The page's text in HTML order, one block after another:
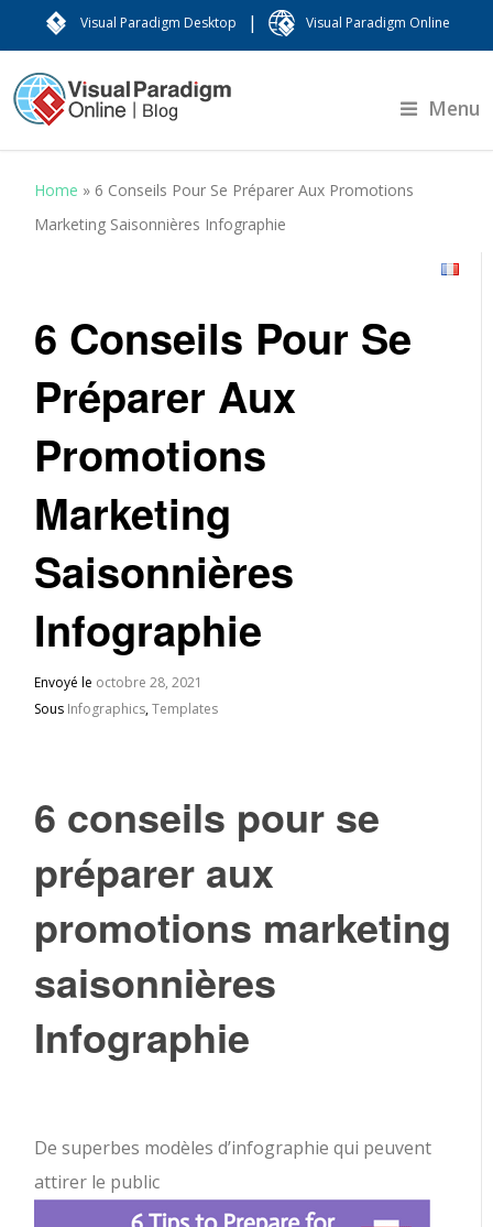
Visual Paradigm Desktop | Visual Paradigm Online
Menu
Home » 6 Conseils Pour Se Préparer Aux Promotions
Marketing Saisonnières ​Infographie
6 Conseils Pour Se
Préparer Aux
Promotions
Marketing
Saisonnières ​
Infographie
Envoyé le octobre 28, 2021
Sous Infographics,Templates
6 conseils pour se
préparer aux
promotions marketing
saisonnières ​
Infographie
De superbes modèles d’infographie qui peuvent
attirer le public